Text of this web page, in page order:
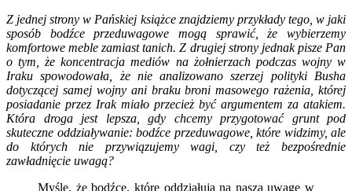
Z jednej strony w Pańskiej książce znajdziemy przykłady tego, w jaki
sposób bodźce przeduwagowe mogą sprawić, że wybierzemy
komfortowe meble zamiast tanich. Z drugiej strony jednak pisze Pan
o tym, że koncentracja mediów na żołnierzach podczas wojny w
Iraku spowodowała, że nie analizowano szerzej polityki Busha
dotyczącej samej wojny ani braku broni masowego rażenia, której
posiadanie przez Irak miało przecież być argumentem za atakiem.
Która droga jest lepsza, gdy chcemy przygotować grunt pod
skuteczne oddziaływanie: bodźce przeduwagowe, które widzimy, ale
do których nie przywiązujemy wagi, czy też bezpośrednie
zawładnięcie uwagą?
Myślę, że bodźce, które oddziałują na naszą uwagę w